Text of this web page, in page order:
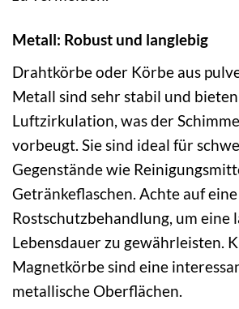
Metall: Robust und langlebig
Drahtkörbe oder Körbe aus
Metall sind sehr stabil und
Luftzirkulation, was der
vorbeugt. Sie sind ideal für
Gegenstände wie
Getränkeflaschen. Achte auf eine
Rostschutzbehandlung, um eine
Lebensdauer zu gewährleisten.
Magnetkörbe sind eine
metallische Oberflächen.